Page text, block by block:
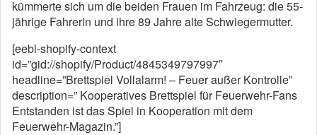
kümmerte sich um die beiden Frauen im Fahrzeug: die 55-
jährige Fahrerin und ihre 89 Jahre alte Schwiegermutter.
[eebl-shopify-context
id=”gid://shopify/Product/4845349797997″
headline=”Brettspiel Vollalarm! – Feuer außer Kontrolle”
description=” Kooperatives Brettspiel für Feuerwehr-Fans
Entstanden ist das Spiel in Kooperation mit dem
Feuerwehr-Magazin.”]